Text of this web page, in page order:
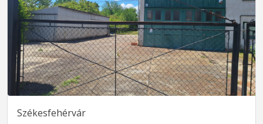
Székesfehérvár